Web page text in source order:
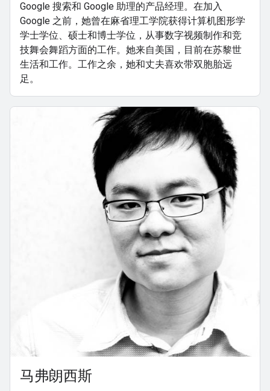
Google 搜索和 Google 助理的产品经理。在加入
Google 之前，她曾在麻省理工学院获得计算机图形学
学士学位、硕士和博士学位，从事数字视频制作和竞
技舞会舞蹈方面的工作。她来自美国，目前在苏黎世
生活和工作。工作之余，她和丈夫喜欢带双胞胎远
足。
马弗朗西斯